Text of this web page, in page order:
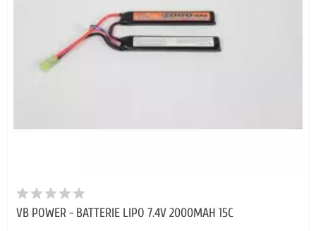
VB POWER - BATTERIE LIPO 7.4V 2000MAH 15C